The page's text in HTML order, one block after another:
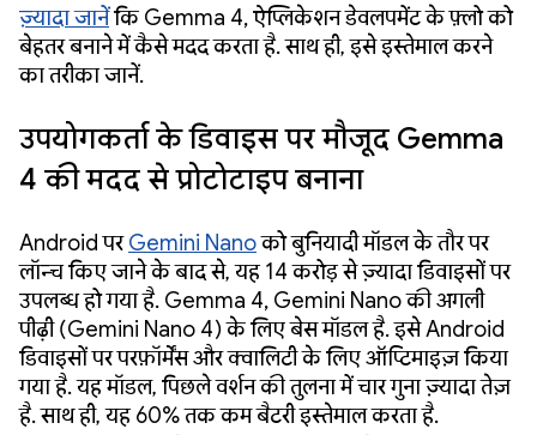
ज़्यादा जानेंकि Gemma 4, ऐप्लिकेशन डेवलपमेंट के फ़्लो को
बेहतर बनाने में कैसे मदद करता है. साथ ही, इसे इस्तेमाल करने
का तरीका जानें.
उपयोगकर्ता के डिवाइस पर मौजूद Gemma
4 की मदद से प्रोटोटाइप बनाना
Android परGemini Nanoको बुनियादी मॉडल के तौर पर
लॉन्च किए जाने के बाद से, यह 14 करोड़ से ज़्यादा डिवाइसों पर
उपलब्ध हो गया है. Gemma 4, Gemini Nano की अगली
पीढ़ी (Gemini Nano 4) के लिए बेस मॉडल है. इसे Android
डिवाइसों पर परफ़ॉर्मेंस और क्वालिटी के लिए ऑप्टिमाइज़ किया
गया है. यह मॉडल, पिछले वर्शन की तुलना में चार गुना ज़्यादा तेज़
है. साथ ही, यह 60% तक कम बैटरी इस्तेमाल करता है.